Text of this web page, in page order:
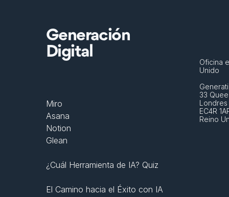
Generación
Digital
Miro
Asana
Notion
Glean
¿Cuál Herramienta de IA? Quiz
El Camino hacia el Éxito con IA
Oficina
Unido
33
Londres
EC4R
Reino